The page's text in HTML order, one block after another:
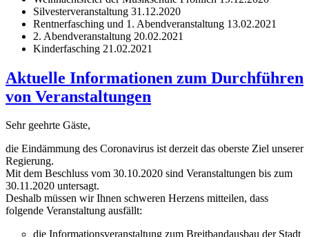
Silvesterveranstaltung 31.12.2020
Rentnerfasching und 1. Abendveranstaltung 13.02.2021
2. Abendveranstaltung 20.02.2021
Kinderfasching 21.02.2021
Aktuelle Informationen zum Durchführen
von Veranstaltungen
Sehr geehrte Gäste,
die Eindämmung des Coronavirus ist derzeit das oberste Ziel unserer
Regierung.
Mit dem Beschluss vom 30.10.2020 sind Veranstaltungen bis zum
30.11.2020 untersagt.
Deshalb müssen wir Ihnen schweren Herzens mitteilen, dass
folgende Veranstaltung ausfällt:
die Informationsveranstaltung zum Breitbandausbau der Stadt